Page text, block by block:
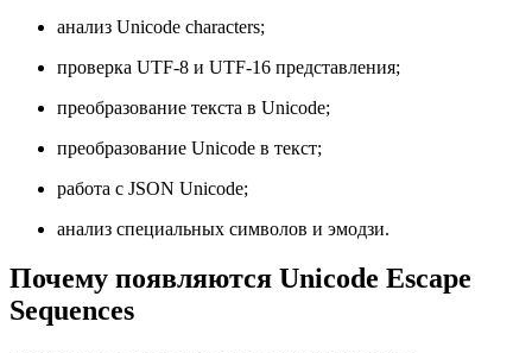
анализ Unicode characters;
проверка UTF-8 и UTF-16 представления;
преобразование текста в Unicode;
преобразование Unicode в текст;
работа с JSON Unicode;
анализ специальных символов и эмодзи.
Почему появляются Unicode Escape
Sequences